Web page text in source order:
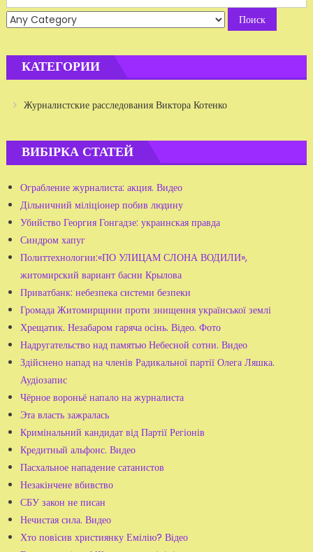
for:
КАТЕГОРИИ
Журналистские расследования Виктора Котенко
ВИБІРКА СТАТЕЙ
Ограбление журналиста: акция. Видео
Дільничний міліціонер побив людину
Убийство Георгия Гонгадзе: украинская правда
Синдром хапуг
Политтехнологии:«ПО УЛИЦАМ СЛОНА ВОДИЛИ»,
житомирский вариант басни Крылова
Приватбанк: небезпека системи безпеки
Громада Житомирщини проти знищення української землі
Хрещатик. Незабаром гаряча осінь. Відео. Фото
Надругательство над памятью Небесной сотни. Видео
Здійснено напад на членів Радикальної партії Олега Ляшка.
Аудіозапис
Чёрное вороньё напало на журналиста
Эта власть зажралась
Кримінальний кандидат від Партії Регіонів
Кредитный альфонс. Видео
Пасхальное нападение сатанистов
Незакінчене вбивство
СБУ закон не писан
Нечистая сила. Видео
Хто повісив християнку Емілію? Відео